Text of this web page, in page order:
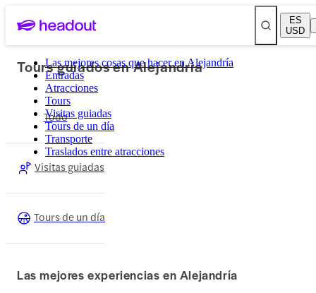
ES
USD
Las mejores cosas que hacer en Alejandría
Entradas
Atracciones
Tours
Visitas guiadas
Tours de un día
Transporte
Traslados entre atracciones
Tours guiados en Alejandría
Todo
Visitas guiadas
Tours de un día
Las mejores experiencias en Alejandría